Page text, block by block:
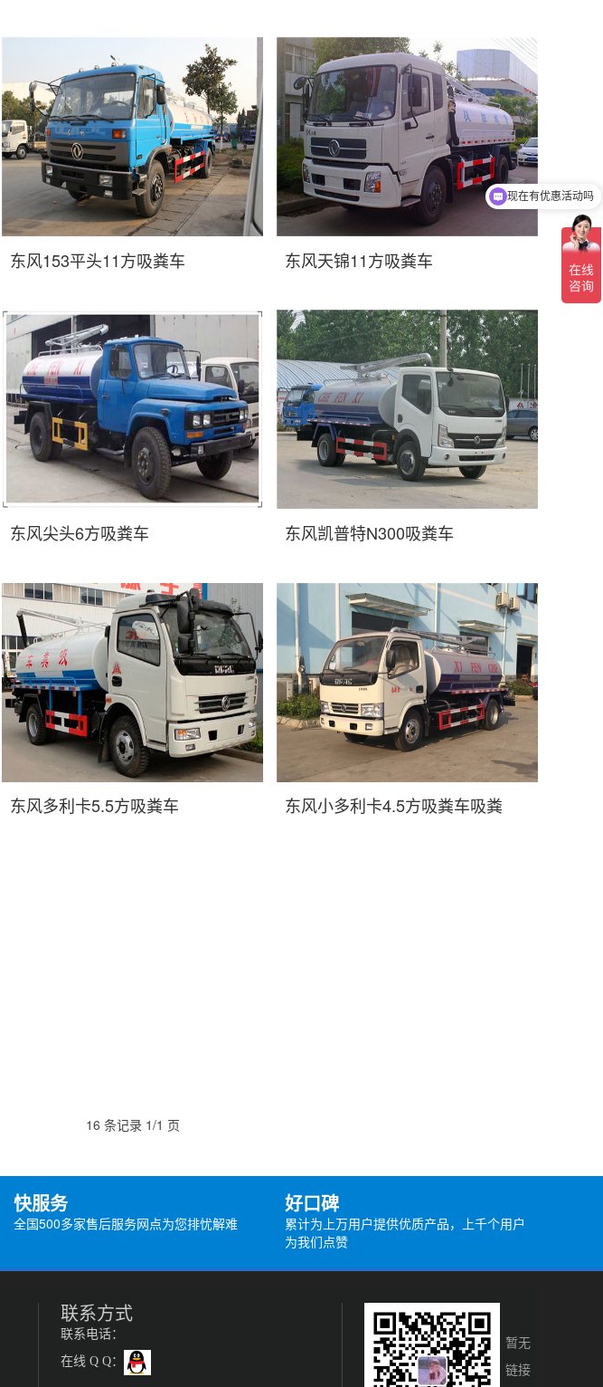
东风153平头11方吸粪车 东风天锦11方吸粪车
东风尖头6方吸粪车 东风凯普特N300吸粪车
东风多利卡5.5方吸粪车
东风小多利卡4.5方吸粪车吸粪
16 条记录 1/1 页
快服务
全国500多家售后服务网点为您排忧解难
好口碑
累计为上万用户提供优质产品，上千个用户
为我们点赞
联系方式
联系电话：
在线 Q Q：
暂无
链接
可以介绍下你们的产品么
现在有优惠活动吗